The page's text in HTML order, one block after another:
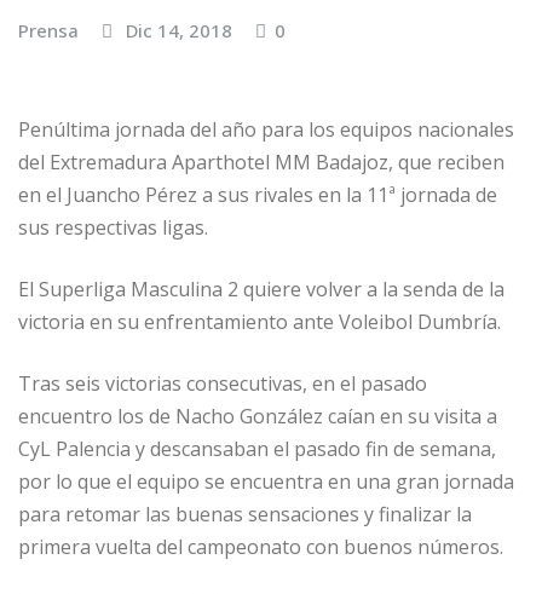
Prensa Dic 14, 2018 0
Penúltima jornada del año para los equipos nacionales
del Extremadura Aparthotel MM Badajoz, que reciben
en el Juancho Pérez a sus rivales en la 11ª jornada de
sus respectivas ligas.
El Superliga Masculina 2 quiere volver a la senda de la
victoria en su enfrentamiento ante Voleibol Dumbría.
Tras seis victorias consecutivas, en el pasado
encuentro los de Nacho González caían en su visita a
CyL Palencia y descansaban el pasado fin de semana,
por lo que el equipo se encuentra en una gran jornada
para retomar las buenas sensaciones y finalizar la
primera vuelta del campeonato con buenos números.